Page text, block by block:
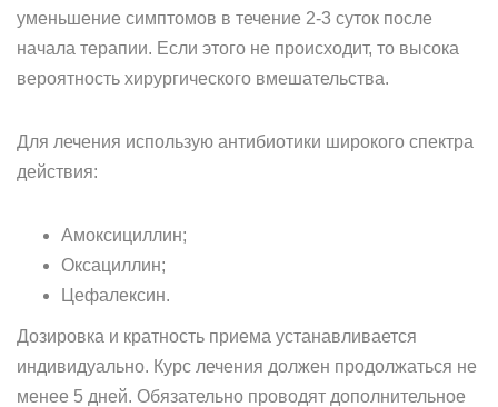
уменьшение симптомов в течение 2-3 суток после
начала терапии. Если этого не происходит, то высока
вероятность хирургического вмешательства.
Для лечения использую антибиотики широкого спектра
действия:
Амоксициллин;
Оксациллин;
Цефалексин.
Дозировка и кратность приема устанавливается
индивидуально. Курс лечения должен продолжаться не
менее 5 дней. Обязательно проводят дополнительное